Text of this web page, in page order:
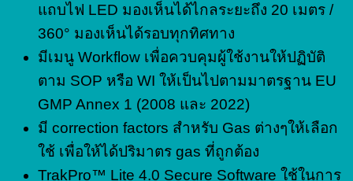
แถบไฟ LED มองเห็นได้ไกลระยะถึง 20 เมตร /
360° มองเห็นได้รอบทุกทิศทาง
มีเมนู Workflow เพื่อควบคุมผู้ใช้งานให้ปฏิบัติ
ตาม SOP หรือ WI ให้เป็นไปตามมาตรฐาน EU
GMP Annex 1 (2008 และ 2022)
มี correction factors สำหรับ Gas ต่างๆให้เลือก
ใช้ เพื่อให้ได้ปริมาตร gas ที่ถูกต้อง
TrakPro™ Lite 4.0 Secure Software ใช้ในการ